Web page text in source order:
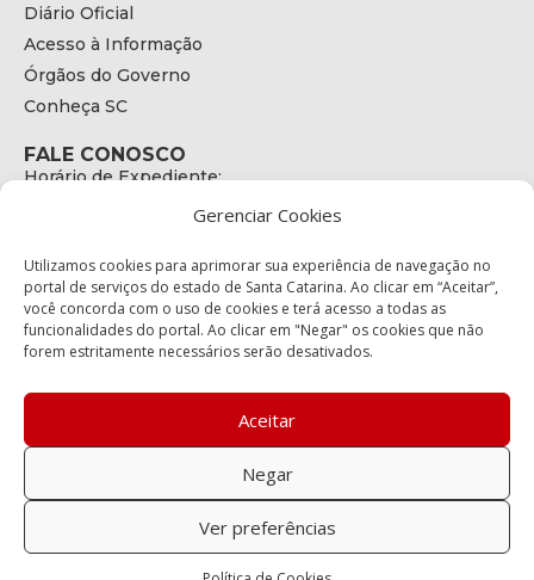
Gerenciar Cookies
Utilizamos cookies para aprimorar sua experiência de navegação no
portal de serviços do estado de Santa Catarina. Ao clicar em “Aceitar”,
você concorda com o uso de cookies e terá acesso a todas as
funcionalidades do portal. Ao clicar em "Negar" os cookies que não
forem estritamente necessários serão desativados.
Aceitar
Negar
Ver preferências
Diário Oficial
Acesso à Informação
Órgãos do Governo
Conheça SC
FALE CONOSCO
Horário de Expediente:
E-mail:
secretariaexecutiva@cetran.sc.gov.br
ENDEREÇO
Endereço:
Bairro:
Coqueiros, Florianópolis SC
88.080-160
Política de privacidade
Copyright © 2023 Todos os Direitos Reservados SC - Governo de